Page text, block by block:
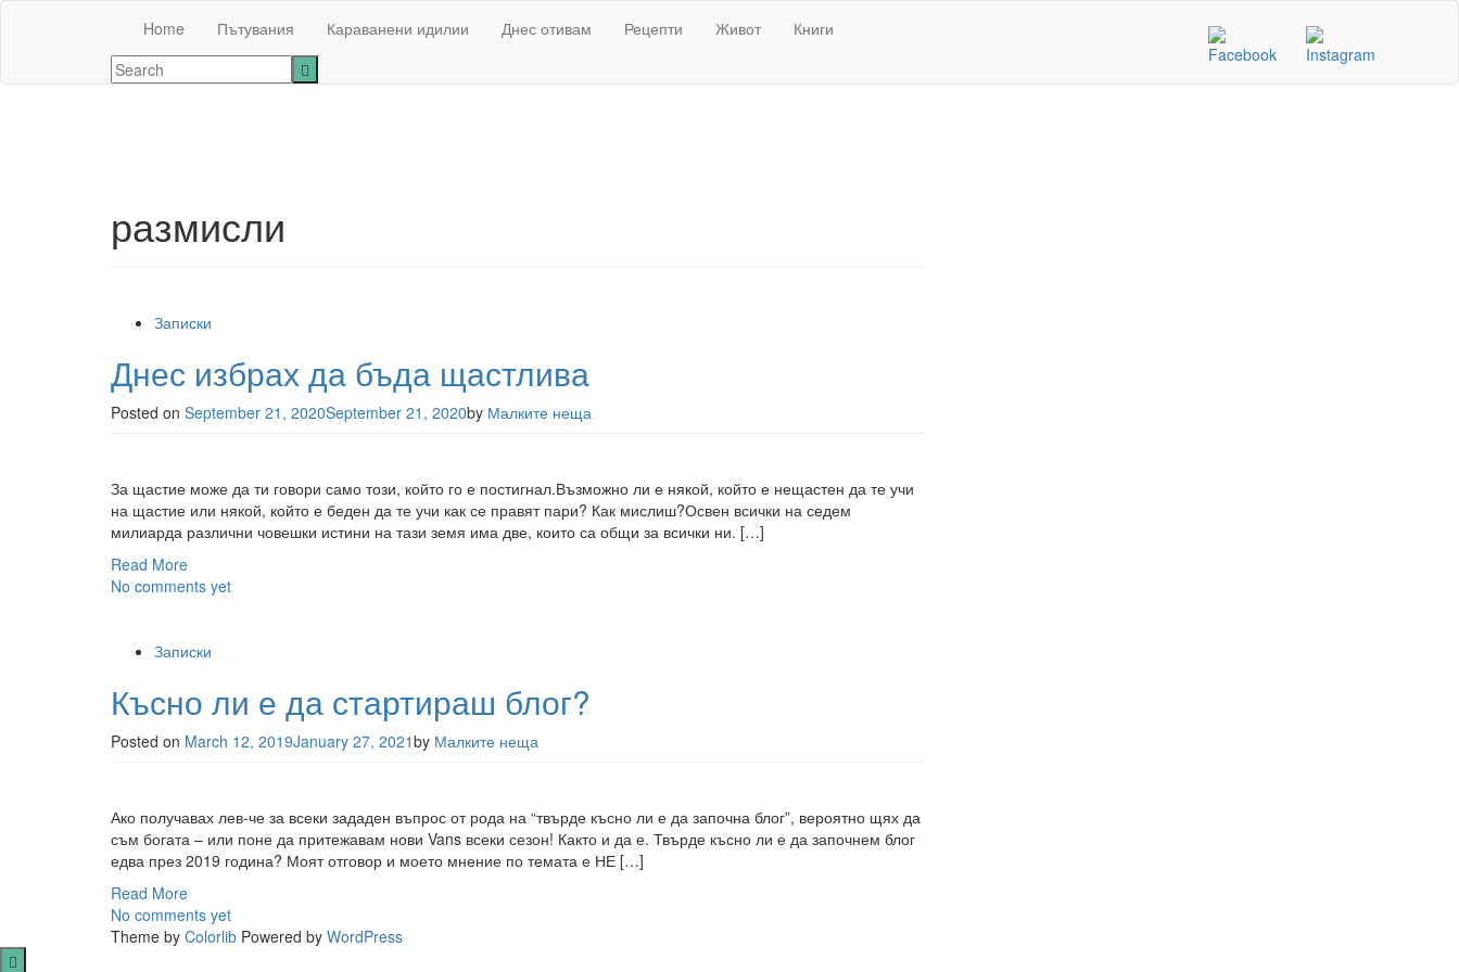
Home Пътувания Караванени идилии Днес отивам Рецепти Живот Книги
размисли
Записки
Днес избрах да бъда щастлива
Posted on September 21, 2020September 21, 2020by Малките неща
За щастие може да ти говори само този, който го е постигнал.Възможно ли е някой, който е нещастен да те учи
на щастие или някой, който е беден да те учи как се правят пари? Как мислиш?Освен всички на седем
милиарда различни човешки истини на тази земя има две, които са общи за всички ни. […]
Read More
No comments yet
Записки
Късно ли е да стартираш блог?
Posted on March 12, 2019January 27, 2021by Малките неща
Ако получавах лев-че за всеки зададен въпрос от рода на “твърде късно ли е да започна блог”, вероятно щях да
съм богата – или поне да притежавам нови Vans всеки сезон! Както и да е. Твърде късно ли е да започнем блог
едва през 2019 година? Моят отговор и моето мнение по темата е НЕ […]
Read More
No comments yet
Theme by Colorlib Powered by WordPress